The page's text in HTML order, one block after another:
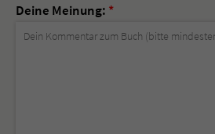
Deine Meinung: *